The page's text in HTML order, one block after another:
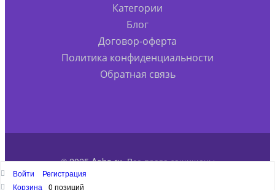
Категории
Блог
Договор-оферта
Политика конфиденциальности
Обратная связь
© 2025 Aoha.ru. Все права защищены
Войти
Регистрация
Корзина
0 позиций